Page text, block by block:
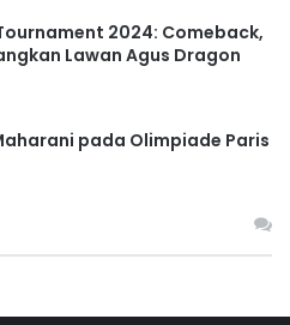
2024: Comeback,
Lawan Agus Dragon
pada Olimpiade Paris